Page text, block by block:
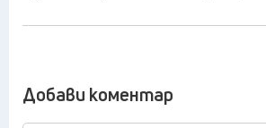
Добави коментар